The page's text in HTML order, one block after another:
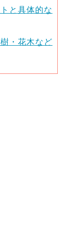
と具体的な
・花木など